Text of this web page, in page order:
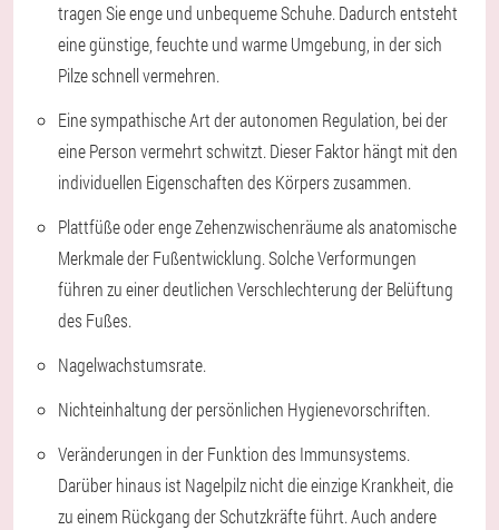
tragen Sie enge und unbequeme Schuhe. Dadurch entsteht
eine günstige, feuchte und warme Umgebung, in der sich
Pilze schnell vermehren.
Eine sympathische Art der autonomen Regulation, bei der
eine Person vermehrt schwitzt. Dieser Faktor hängt mit den
individuellen Eigenschaften des Körpers zusammen.
Plattfüße oder enge Zehenzwischenräume als anatomische
Merkmale der Fußentwicklung. Solche Verformungen
führen zu einer deutlichen Verschlechterung der Belüftung
des Fußes.
Nagelwachstumsrate.
Nichteinhaltung der persönlichen Hygienevorschriften.
Veränderungen in der Funktion des Immunsystems.
Darüber hinaus ist Nagelpilz nicht die einzige Krankheit, die
zu einem Rückgang der Schutzkräfte führt. Auch andere